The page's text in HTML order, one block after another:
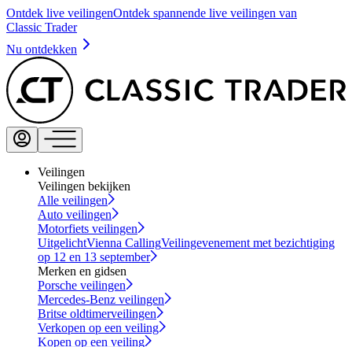
Ontdek live veilingenOntdek spannende live veilingen van
Classic Trader
Nu ontdekken
Veilingen
Veilingen bekijken
Alle veilingen
Auto veilingen
Motorfiets veilingen
UitgelichtVienna CallingVeilingevenement met bezichtiging
op 12 en 13 september
Merken en gidsen
Porsche veilingen
Mercedes-Benz veilingen
Britse oldtimerveilingen
Verkopen op een veiling
Kopen op een veiling